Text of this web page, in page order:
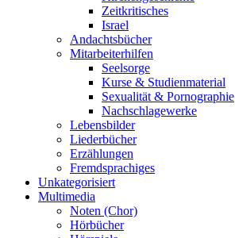
Zeitkritisches
Israel
Andachtsbücher
Mitarbeiterhilfen
Seelsorge
Kurse & Studienmaterial
Sexualität & Pornographie
Nachschlagewerke
Lebensbilder
Liederbücher
Erzählungen
Fremdsprachiges
Unkategorisiert
Multimedia
Noten (Chor)
Hörbücher